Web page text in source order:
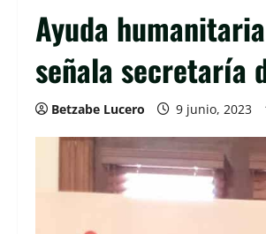
Ayuda
señala secretaría
Betzabe Lucero 9 junio, 2023